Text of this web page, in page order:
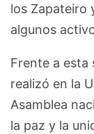
los Zapateiro
algunos
Frente a esta
realizó en la
Asamblea
la paz y la